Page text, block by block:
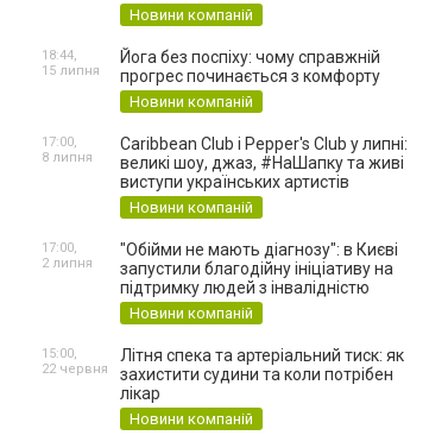
Новини компаній
Йога без поспіху: чому справжній
прогрес починається з комфорту
Новини компаній
18:44,
15 липня
Caribbean Club і Pepper's Club у липні:
великі шоу, джаз, #НаШапку та живі
виступи українських артистів
Новини компаній
17:00,
8 липня
"Обійми не мають діагнозу": в Києві
запустили благодійну ініціативу на
підтримку людей з інвалідністю
Новини компаній
17:00,
2 липня
Літня спека та артеріальний тиск: як
захистити судини та коли потрібен
лікар
Новини компаній
15:00,
22 червня